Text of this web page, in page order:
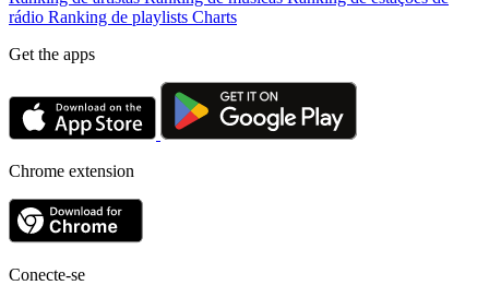
rádio Ranking de playlists Charts
Get the apps
Chrome extension
Conecte-se